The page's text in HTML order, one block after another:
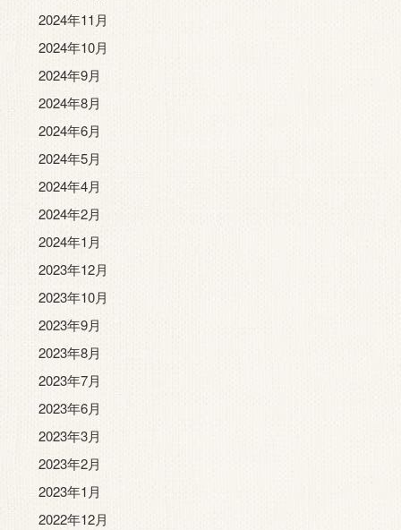
2024年11月
2024年10月
2024年9月
2024年8月
2024年6月
2024年5月
2024年4月
2024年2月
2024年1月
2023年12月
2023年10月
2023年9月
2023年8月
2023年7月
2023年6月
2023年3月
2023年2月
2023年1月
2022年12月